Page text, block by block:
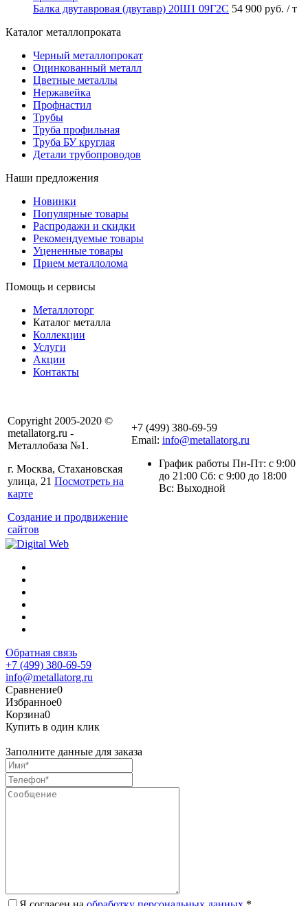
Балка двутавровая (двутавр) 20Ш1 09Г2С 54 900 руб. / т
Каталог металлопроката
Черный металлопрокат
Оцинкованный металл
Цветные металлы
Нержавейка
Профнастил
Трубы
Труба профильная
Труба БУ круглая
Детали трубопроводов
Наши предложения
Новинки
Популярные товары
Распродажи и скидки
Рекомендуемые товары
Уцененные товары
Прием металлолома
Помощь и сервисы
Металлоторг
Каталог металла
Коллекции
Услуги
Акции
Контакты
Copyright 2005-2020 ©
metallatorg.ru -
Металлобаза №1.
г. Москва, Стахановская
улица, 21 Посмотреть на
карте
Создание и продвижение
сайтов
+7 (499) 380-69-59
Email: info@metallatorg.ru
График работы Пн-Пт: с 9:00
до 21:00 Сб: с 9:00 до 18:00
Вс: Выходной
Обратная связь
+7 (499) 380-69-59
info@metallatorg.ru
Сравнение0
Избранное0
Корзина0
Купить в один клик
Заполните данные для заказа